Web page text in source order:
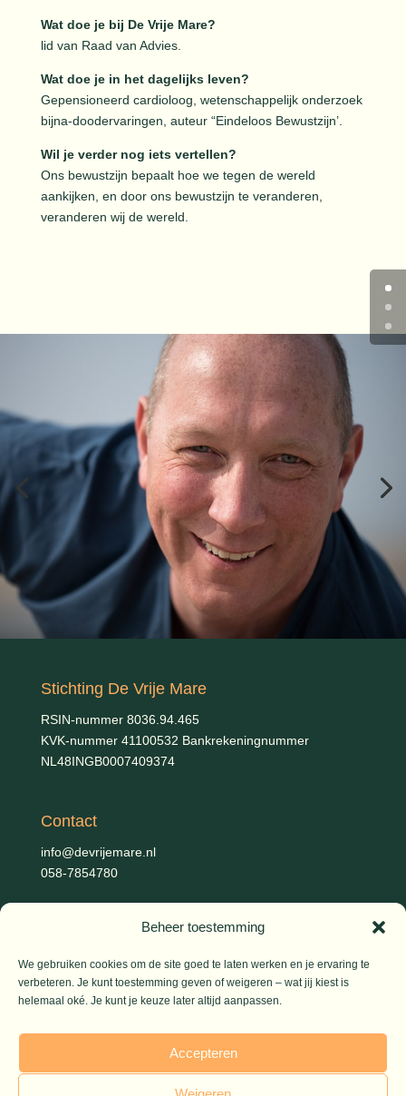
Beheer toestemming
We gebruiken cookies om de site goed te laten werken en je ervaring te
verbeteren. Je kunt toestemming geven of weigeren – wat jij kiest is
helemaal oké. Je kunt je keuze later altijd aanpassen.
Accepteren
Wat doe je bij De Vrije Mare?
lid van Raad van Advies.
Wat doe je in het dagelijks leven?
Gepensioneerd cardioloog, wetenschappelijk onderzoek
bijna-doodervaringen, auteur “Eindeloos Bewustzijn’.
Wil je verder nog iets vertellen?
Ons bewustzijn bepaalt hoe we tegen de wereld
aankijken, en door ons bewustzijn te veranderen,
veranderen wij de wereld.
Stichting De Vrije Mare
RSIN-nummer 8036.94.465
KVK-nummer 41100532 Bankrekeningnummer
NL48INGB0007409374
Contact
info@devrijemare.nl
058-7854780
Gerold Febis, Johanna Koelman, Ronald de Jong,Aart
Blom (artikelen), Iris Planting (Marieke)